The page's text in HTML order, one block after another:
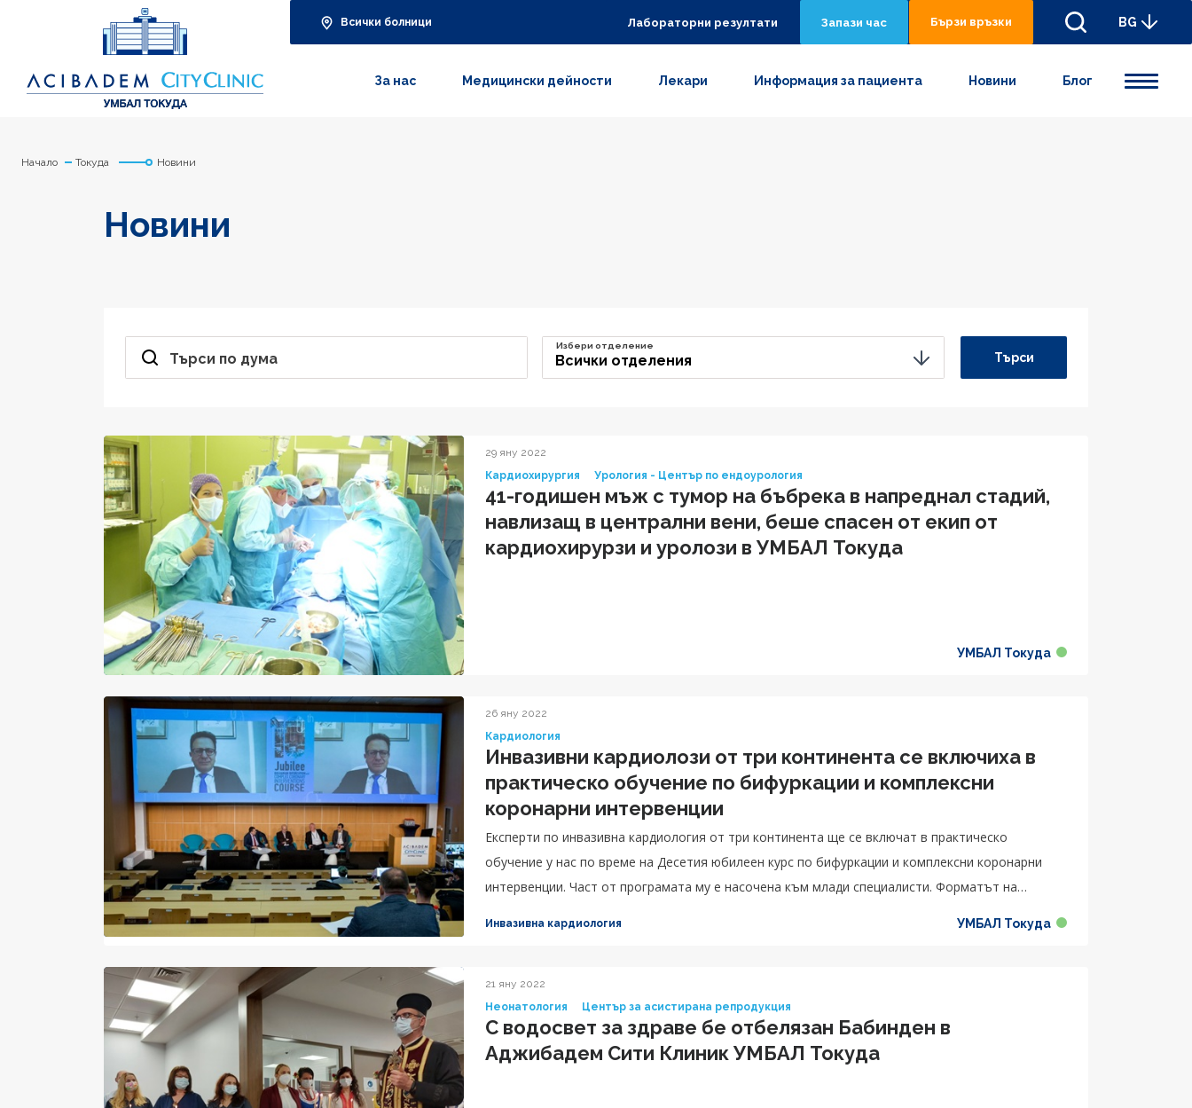
Всички болници Лабораторни резултати Запази час Бързи връзки BG
За нас Медицински дейности Лекари Информация за пациента Новини Блог
Начало Токуда Новини
Новини
Търси по дума Всички отделения
Избери отделение
Търси
29 яну 2022
Кардиохирургия
Урология - Център по ендоурология
41-годишен мъж с тумор на бъбрека в напреднал стадий,
навлизащ в централни вени, беше спасен от екип от
кардиохирурзи и уролози в УМБАЛ Токуда
УМБАЛ Токуда
26 яну 2022
Кардиология
Инвазивни кардиолози от три континента се включиха в
практическо обучение по бифуркации и комплексни
коронарни интервенции
Експерти по инвазивна кардиология от три континента ще се включат в практическо
обучение у нас по време на Десетия юбилеен курс по бифуркации и комплексни коронарни
интервенции. Част от програмата му е насочена към млади специалисти. Форматът на
Инвазивна кардиология УМБАЛ Токуда
21 яну 2022
Неонатология
Център за асистирана репродукция
С водосвет за здраве бе отбелязан Бабинден в
Аджибадем Сити Клиник УМБАЛ Токуда